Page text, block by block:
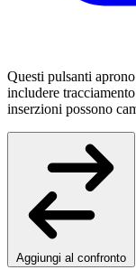
Questi pulsanti
includere
inserzioni possono
Aggiungi al confronto